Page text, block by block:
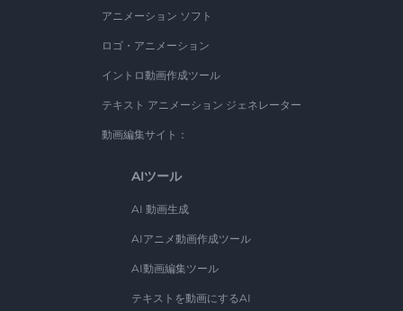
アニメーション ソフト
ロゴ・アニメーション
イントロ動画作成ツール
テキスト アニメーション ジェネレーター
動画編集サイト：
AIツール
AI 動画生成
AIアニメ動画作成ツール
AI動画編集ツール
テキストを動画にするAI